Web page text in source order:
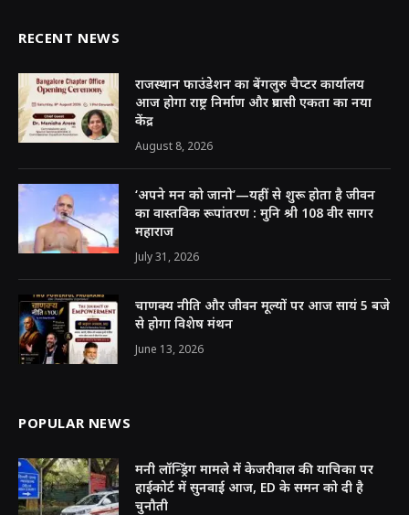
RECENT NEWS
राजस्थान फाउंडेशन का बेंगलुरु चैप्टर कार्यालय
आज होगा राष्ट्र निर्माण और प्रवासी एकता का नया
केंद्र
August 8, 2026
‘अपने मन को जानो’—यहीं से शुरू होता है जीवन
का वास्तविक रूपांतरण : मुनि श्री 108 वीर सागर
महाराज
July 31, 2026
चाणक्य नीति और जीवन मूल्यों पर आज सायं 5 बजे
से होगा विशेष मंथन
June 13, 2026
POPULAR NEWS
मनी लॉन्ड्रिंग मामले में केजरीवाल की याचिका पर
हाईकोर्ट में सुनवाई आज, ED के समन को दी है
चुनौती